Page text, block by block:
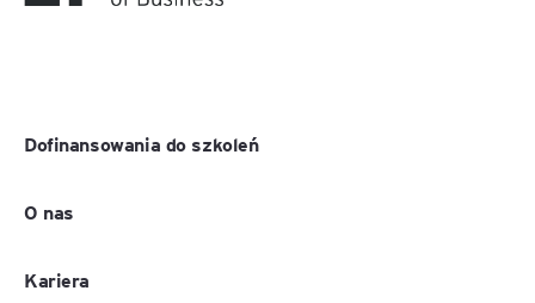
Dofinansowania do szkoleń
O nas
Kariera